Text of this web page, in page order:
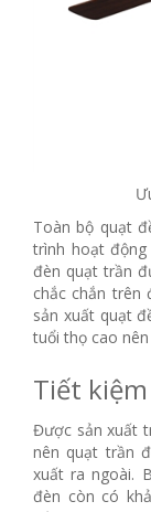
Toàn bộ quạt
trình hoạt động
đèn quạt trần
chắc chắn trên
sản xuất quạt
tuổi thọ cao
Tiết
Được sản xuất
nên quạt trần
xuất ra ngoài.
đèn còn có